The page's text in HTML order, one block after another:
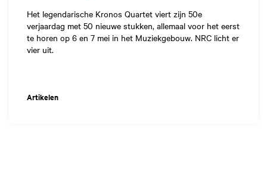
Het legendarische Kronos Quartet viert zijn 50e
verjaardag met 50 nieuwe stukken, allemaal voor het eerst
te horen op 6 en 7 mei in het Muziekgebouw. NRC licht er
vier uit.
Artikelen